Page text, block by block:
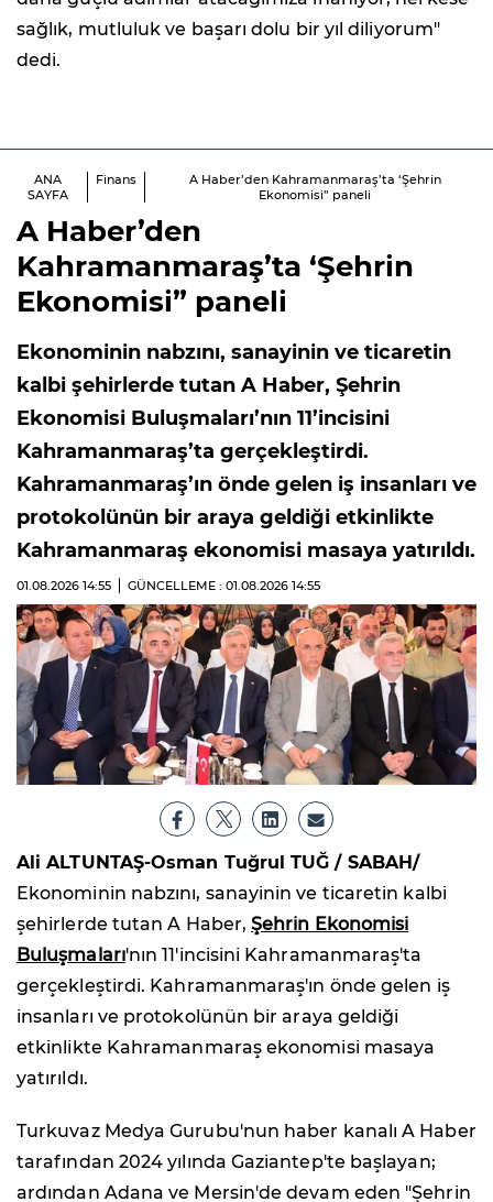
sağlık, mutluluk ve başarı dolu bir yıl diliyorum"
dedi.
ANA
SAYFA
Finans
A Haber’den Kahramanmaraş’ta ‘Şehrin
Ekonomisi” paneli
A Haber’den
Kahramanmaraş’ta ‘Şehrin
Ekonomisi” paneli
Ekonominin nabzını, sanayinin ve ticaretin
kalbi şehirlerde tutan A Haber, Şehrin
Ekonomisi Buluşmaları’nın 11’incisini
Kahramanmaraş’ta gerçekleştirdi.
Kahramanmaraş’ın önde gelen iş insanları ve
protokolünün bir araya geldiği etkinlikte
Kahramanmaraş ekonomisi masaya yatırıldı.
01.08.2026 14:55 GÜNCELLEME : 01.08.2026 14:55
Ali ALTUNTAŞ-Osman Tuğrul TUĞ / SABAH/
Ekonominin nabzını, sanayinin ve ticaretin kalbi
şehirlerde tutan A Haber,Şehrin Ekonomisi
Buluşmaları'nın 11'incisini Kahramanmaraş'ta
gerçekleştirdi. Kahramanmaraş'ın önde gelen iş
insanları ve protokolünün bir araya geldiği
etkinlikte Kahramanmaraş ekonomisi masaya
yatırıldı.
Turkuvaz Medya Gurubu'nun haber kanalı A Haber
tarafından 2024 yılında Gaziantep'te başlayan;
ardından Adana ve Mersin'de devam eden "Şehrin